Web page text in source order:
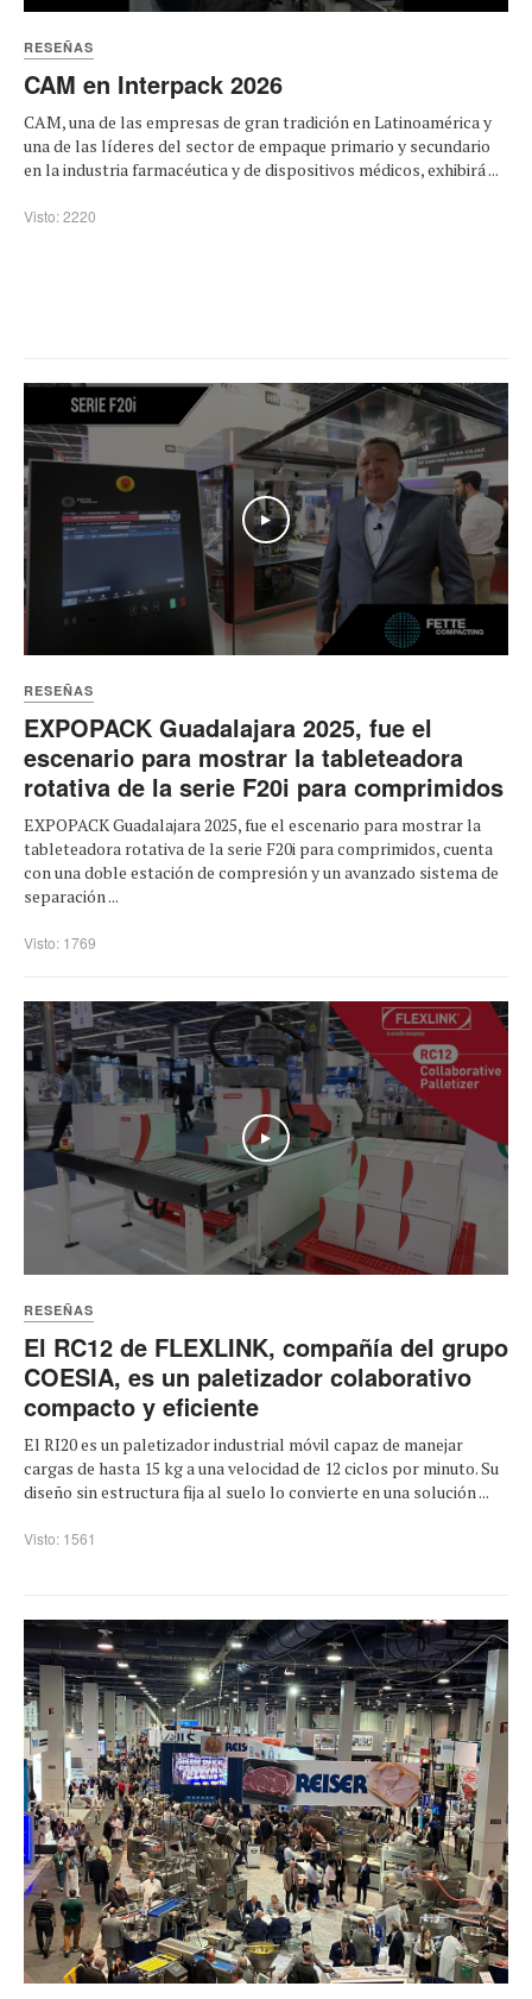
RESEÑAS
CAM en Interpack 2026
CAM, una de las empresas de gran tradición en Latinoamérica y
una de las líderes del sector de empaque primario y secundario
en la industria farmacéutica y de dispositivos médicos, exhibirá ...
Visto: 2220
Play
RESEÑAS
EXPOPACK Guadalajara 2025, fue el
escenario para mostrar la tableteadora
rotativa de la serie F20i para comprimidos
EXPOPACK Guadalajara 2025, fue el escenario para mostrar la
tableteadora rotativa de la serie F20i para comprimidos, cuenta
con una doble estación de compresión y un avanzado sistema de
separación ...
Visto: 1769
Play
RESEÑAS
El RC12 de FLEXLINK, compañía del grupo
COESIA, es un paletizador colaborativo
compacto y eficiente
El RI20 es un paletizador industrial móvil capaz de manejar
cargas de hasta 15 kg a una velocidad de 12 ciclos por minuto. Su
diseño sin estructura fija al suelo lo convierte en una solución ...
Visto: 1561